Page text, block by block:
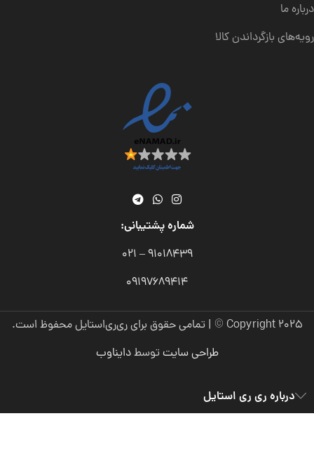
درباره ما
رویه‌های بازگرداندن کالا
شماره پشتیبانی:
91018439 – 021
09197689414
Copyright 2025 © | تمامی حقوق برای ری‌ری‌استایل محفوظ است.
طراحی سایتتوسطدایناوب
درباره ری ری استایل